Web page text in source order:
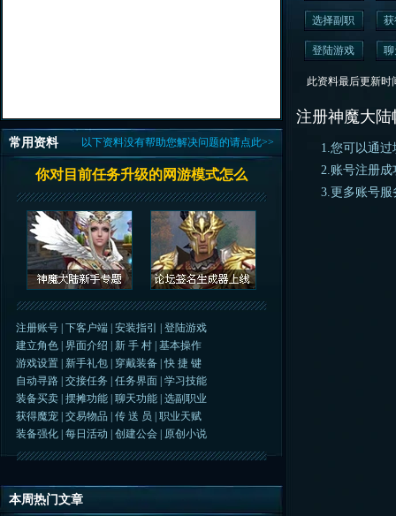
以下资料没有帮助您解决问题的请点此>>
常用资料
你对目前任务升级的网游模式怎么
注册账号 |下客户端 |安装指引 |登陆游戏
建立角色 |界面介绍 新 手 村 |基本操作
游戏设置
新手礼包 穿戴装备 |快 捷 键
自动寻路 |交接任务 |任务界面 |学习技能
装备买卖 |摆摊功能 |聊天功能 |选副职业
获得魔宠 |交易物品 |传 送 员 |职业天赋
装备强化 |每日活动 |创建公会 原创小说
本周热门文章
选择副职
登陆游戏
此资料最后更新时
注册神魔大
1.您可以通过
2.账号注册成
3.更多账号服